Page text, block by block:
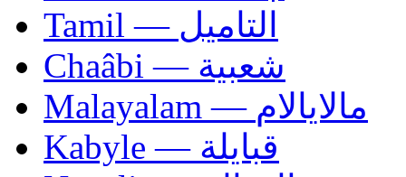
Tamil — التاميل
Chaâbi — شعبية
Malayalam — مالايالام
Kabyle — قبايلة